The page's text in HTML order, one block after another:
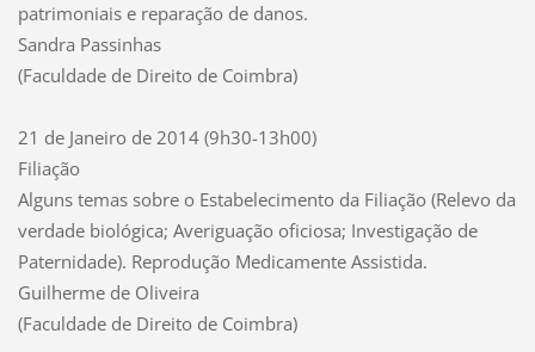
patrimoniais e reparação de danos.
Sandra Passinhas
(Faculdade de Direito de Coimbra)
21 de Janeiro de 2014 (9h30-13h00)
Filiação
Alguns temas sobre o Estabelecimento da Filiação (Relevo da
verdade biológica; Averiguação oficiosa; Investigação de
Paternidade). Reprodução Medicamente Assistida.
Guilherme de Oliveira
(Faculdade de Direito de Coimbra)